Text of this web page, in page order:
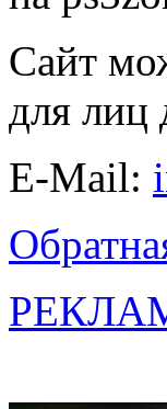
Сайт
для лиц
E-Mail: